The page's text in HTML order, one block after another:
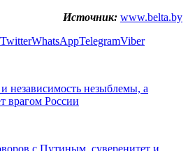
Источник: www.belta.by
TwitterWhatsAppTelegramViber
независимость незыблемы, а
врагом России
с Путиным, суверенитет и